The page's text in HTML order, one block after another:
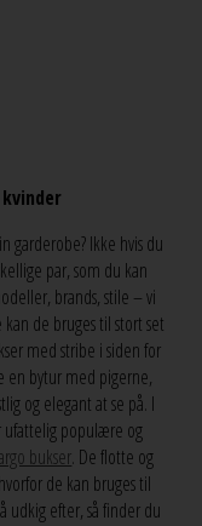
garderobe? Ikke hvis du
par, som du kan
brands, stile – vi
de bruges til stort set
med stribe i siden for
en bytur med pigerne,
og elegant at se på. I
ufattelig populære og
bukser. De flotte og
de kan bruges til
udkig efter, så finder du